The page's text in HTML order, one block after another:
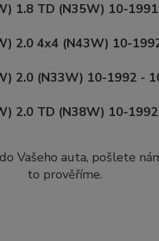
1.8 TD (N35W) 10-
2.0 4x4 (N43W) 10-
2.0 (N33W) 10-1992 -
2.0 TD (N38W) 10-
Vašeho auta, pošlete
to prověříme.